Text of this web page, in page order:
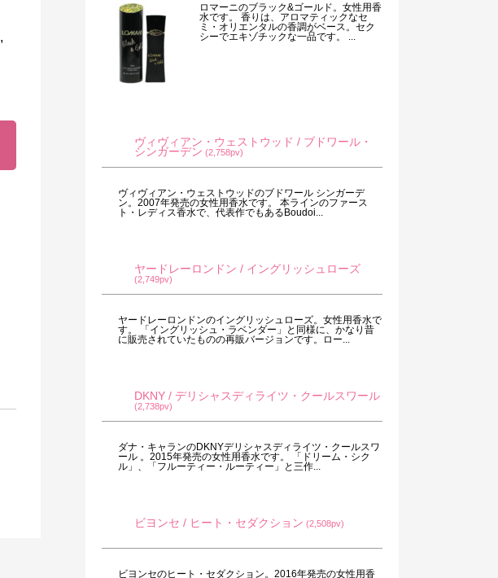
,
ロマーニのブラック&ゴールド。女性用香
水です。 香りは、アロマティックなセ
ミ・オリエンタルの香調がベース。セク
シーでエキゾチックな一品です。 ...
ヴィヴィアン・ウェストウッド / ブドワール・
シンガーデン (2,758pv)
ヴィヴィアン・ウェストウッドのブドワール シンガーデ
ン。2007年発売の女性用香水です。 本ラインのファース
ト・レディス香水で、代表作でもあるBoudoi...
ヤードレーロンドン / イングリッシュローズ
(2,749pv)
ヤードレーロンドンのイングリッシュローズ。女性用香水で
す。 「イングリッシュ・ラベンダー」と同様に、かなり昔
に販売されていたものの再販バージョンです。ロー...
DKNY / デリシャスディライツ・クールスワール
(2,738pv)
ダナ・キャランのDKNYデリシャスディライツ・クールスワ
ール 。2015年発売の女性用香水です。 「ドリーム・シク
ル」、「フルーティー・ルーティー」と三作...
ビヨンセ / ヒート・セダクション (2,508pv)
ビヨンセのヒート・セダクション。2016年発売の女性用香